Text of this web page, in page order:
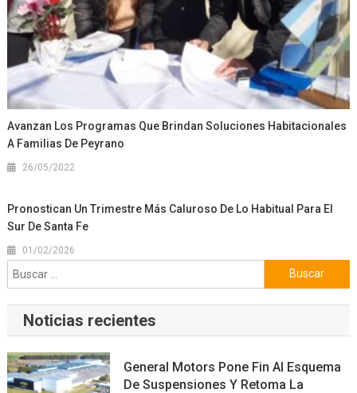
Avanzan Los Programas Que Brindan Soluciones Habitacionales
A Familias De Peyrano
26/05/2022
Pronostican Un Trimestre Más Caluroso De Lo Habitual Para El
Sur De Santa Fe
01/02/2026
Buscar:
Noticias recientes
General Motors Pone Fin Al Esquema
De Suspensiones Y Retoma La